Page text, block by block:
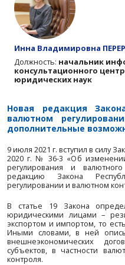
Ян Иосифович ФУНК
Должность:
арбитражного
наук, профессор
Инна
Должность:
юридических наук